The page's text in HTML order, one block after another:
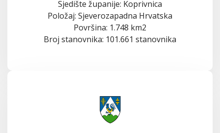
Sjedište županije: Koprivnica
Položaj: Sjeverozapadna Hrvatska
Površina: 1.748 km2
Broj stanovnika: 101.661 stanovnika